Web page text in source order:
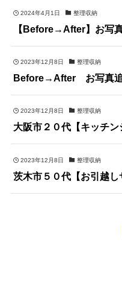
2024年4月1日 整理収納
【Before→After】お写
2023年12月8日 整理収納
Before→After お写真追
2023年12月8日 整理収納
大阪市２０代【キッチン
2023年12月8日 整理収納
茨木市５０代【お引越し